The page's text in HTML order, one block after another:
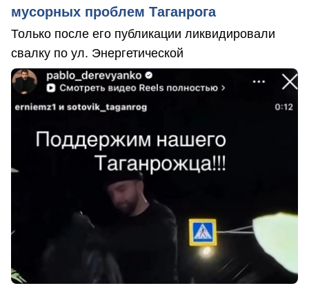
мусорных проблем Таганрога
Только после его публикации ликвидировали
свалку по ул. Энергетической